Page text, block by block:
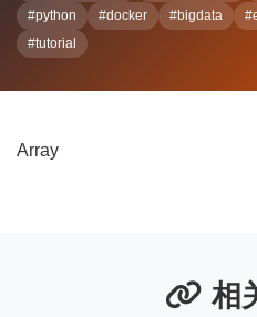
#python
#docker #bigdata
#tutorial
Array
相